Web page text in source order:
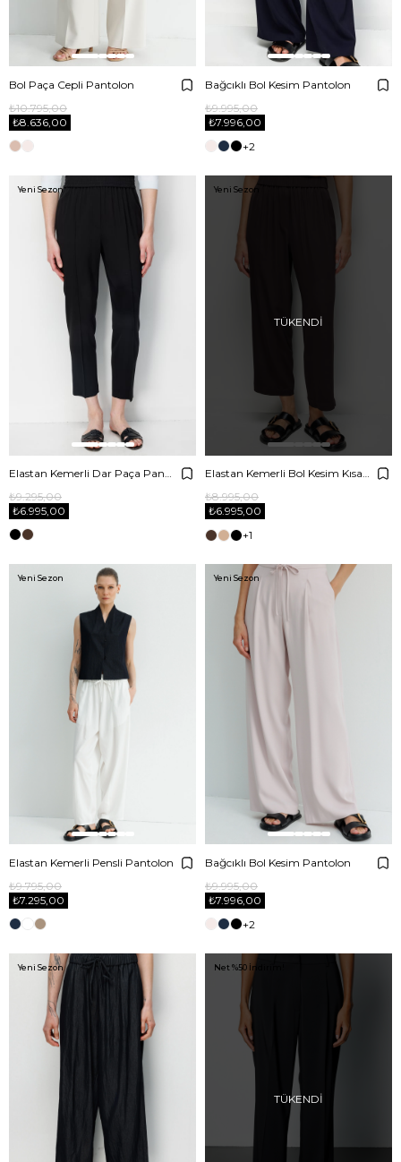
Bol Paça Cepli Pantolon
₺8.636,00
₺10.795,00
Bağcıklı Bol Kesim Pantolon
₺7.996,00
₺9.995,00
+2
Elastan Kemerli Dar Paça Pantolon
₺6.995,00
₺9.295,00
Yeni Sezon
TÜKENDI
Elastan Kemerli Bol Kesim Kısa Pantolon
₺6.995,00
₺8.995,00
+1
Yeni Sezon
Elastan Kemerli Pensli Pantolon
₺7.295,00
₺9.795,00
Yeni Sezon
Bağcıklı Bol Kesim Pantolon
₺7.996,00
₺9.995,00
+2
Yeni Sezon
Yeni Sezon
TÜKENDI
Net %50 İndirim!